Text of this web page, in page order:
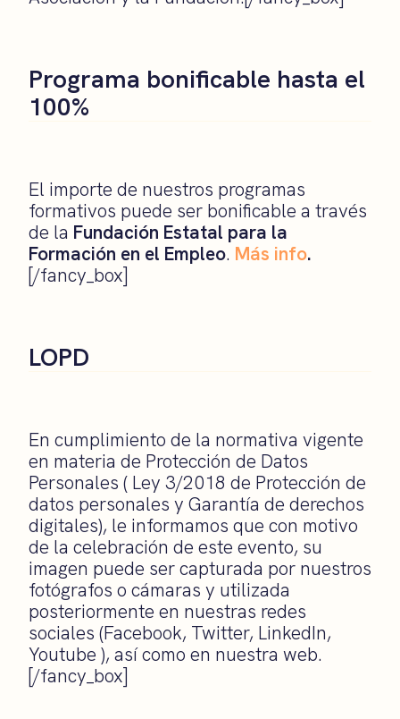
Programa bonificable hasta el
100%
El importe de nuestros programas
formativos puede ser bonificable a través
de la Fundación Estatal para la
Formación en el Empleo. Más info.
[/fancy_box]
LOPD
En cumplimiento de la normativa vigente
en materia de Protección de Datos
Personales ( Ley 3/2018 de Protección de
datos personales y Garantía de derechos
digitales), le informamos que con motivo
de la celebración de este evento, su
imagen puede ser capturada por nuestros
fotógrafos o cámaras y utilizada
posteriormente en nuestras redes
sociales (Facebook, Twitter, LinkedIn,
Youtube ), así como en nuestra web.
[/fancy_box]